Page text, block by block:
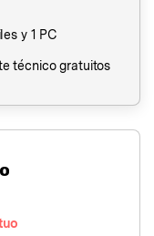
y 1 PC󠀲󠀩󠀤󠀦󠀠󠀠󠀣󠀩󠀳
técnico gratuitos